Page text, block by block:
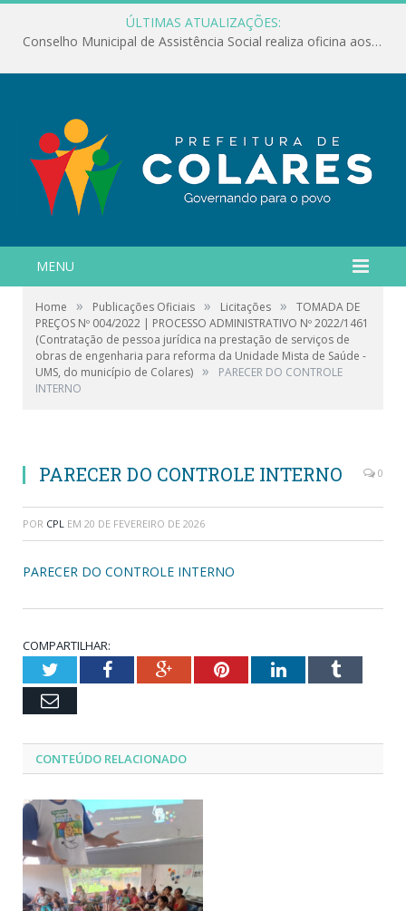
ÚLTIMAS ATUALIZAÇÕES:
Conselho Municipal de Assistência Social realiza oficina aos servidores
MENU
Home » Publicações Oficiais » Licitações »
TOMADA DE
PREÇOS Nº 004/2022 | PROCESSO ADMINISTRATIVO Nº 2022/1461
(Contratação de pessoa jurídica na prestação de serviços de
obras de engenharia para reforma da Unidade Mista de Saúde -
UMS, do município de Colares) »
PARECER DO CONTROLE
INTERNO
PARECER DO CONTROLE INTERNO 0
POR CPL EM 20 DE FEVEREIRO DE 2026
PARECER DO CONTROLE INTERNO
COMPARTILHAR:
TwitterFacebookGoogle+PinterestLinkedInTumblr
Email
CONTEÚDO RELACIONADO